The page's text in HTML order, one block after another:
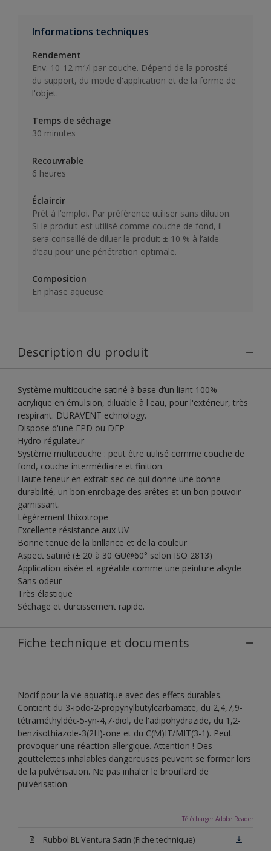
Informations techniques
Rendement
Env. 10-12 m²/l par couche. Dépend de la porosité
du support, du mode d'application et de la forme de
l'objet.
Temps de séchage
30 minutes
Recouvrable
6 heures
Éclaircir
Prêt à l’emploi. Par préférence utiliser sans dilution.
Si le produit est utilisé comme couche de fond, il
sera conseillé de diluer le produit ± 10 % à l’aide
d’eau pour une pénétration optimale.
Composition
En phase aqueuse
Description du produit
Système multicouche satiné à base d’un liant 100%
acrylique en émulsion, diluable à l'eau, pour l'extérieur, très
respirant. DURAVENT echnology.
Dispose d'une EPD ou DEP
Hydro-régulateur
Système multicouche : peut être utilisé comme couche de
fond, couche intermédiaire et finition.
Haute teneur en extrait sec ce qui donne une bonne
durabilité, un bon enrobage des arêtes et un bon pouvoir
garnissant.
Légèrement thixotrope
Excellente résistance aux UV
Bonne tenue de la brillance et de la couleur
Aspect satiné (± 20 à 30 GU@60° selon ISO 2813)
Application aisée et agréable comme une peinture alkyde
Sans odeur
Très élastique
Séchage et durcissement rapide.
Fiche technique et documents
Nocif pour la vie aquatique avec des effets durables.
Contient du 3-iodo-2-propynylbutylcarbamate, du 2,4,7,9-
tétraméthyldéc-5-yn-4,7-diol, de l'adipohydrazide, du 1,2-
benzisothiazole-3(2H)-one et du C(M)IT/MIT(3-1). Peut
provoquer une réaction allergique. Attention ! Des
gouttelettes inhalables dangereuses peuvent se former lors
de la pulvérisation. Ne pas inhaler le brouillard de
pulvérisation.
Télécharger Adobe Reader
Rubbol BL Ventura Satin (Fiche technique)